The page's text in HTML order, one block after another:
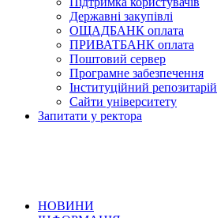
Державні закупівлі
ОЩАДБАНК оплата
ПРИВАТБАНК оплата
Поштовий сервер
Програмне забезпечення
Інституційний репозитарій
Сайти університету
Запитати у ректора
НОВИНИ